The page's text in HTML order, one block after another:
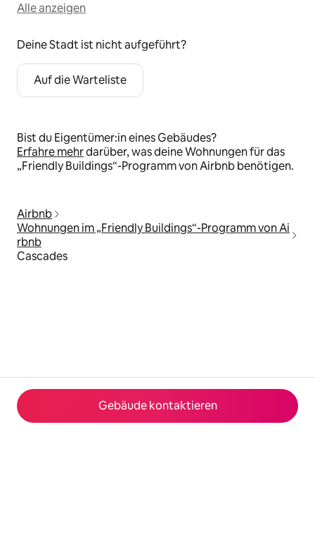
Gebäude kontaktieren
Alle anzeigen
Deine Stadt ist nicht aufgeführt?
Auf die Warteliste
Bist du Eigentümer:in eines Gebäudes?
Erfahre mehrdarüber, was deine Wohnungen für das
„Friendly Buildings“-Programm von Airbnb benötigen.
Airbnb
Wohnungen im „Friendly Buildings“-Programm von Ai
rbnb
Cascades